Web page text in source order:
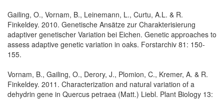
Gailing, O., Vornam, B., Leinemann, L., Curtu, A.L. & R.
Finkeldey. 2010. Genetische Ansätze zur Charakterisierung
adaptiver genetischer Variation bei Eichen. Genetic approaches to
assess adaptive genetic variation in oaks. Forstarchiv 81: 150-
155.
Vornam, B., Gailing, O., Derory, J., Plomion, C., Kremer, A. & R.
Finkeldey. 2011. Characterization and natural variation of a
dehydrin gene in Quercus petraea (Matt.) Liebl. Plant Biology 13: